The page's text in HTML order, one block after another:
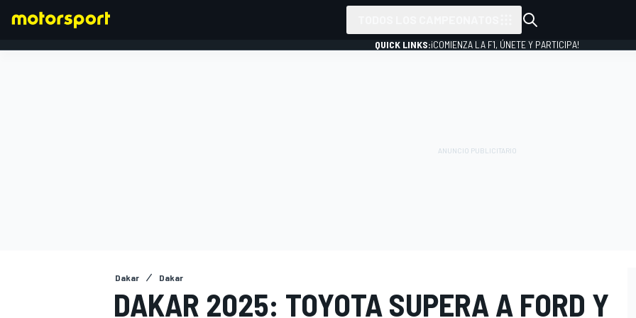
QUICK LINKS:¡COMIENZA LA F1, ÚNETE Y PARTICIPA!
Dakar Dakar
DAKAR 2025: TOYOTA SUPERA A FORD Y